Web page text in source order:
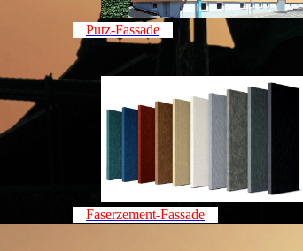
Putz-Fassade
Faserzement-Fassade